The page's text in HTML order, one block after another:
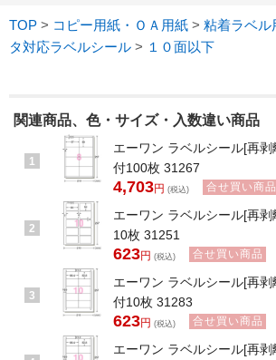
TOP > コピー用紙・ＯＡ用紙 > 粘着ラベル
タ対応ラベルシール > １０面以下
関連商品、色・サイズ・入数違い商品
1
エーワン ラベルシール[再
付100枚 31267
4,703円 (税込) 合せ買い商品
2
エーワン ラベルシール[再
10枚 31251
623円 (税込) 合せ買い商品
3
エーワン ラベルシール[再
付10枚 31283
623円 (税込) 合せ買い商品
エーワン ラベルシール[再